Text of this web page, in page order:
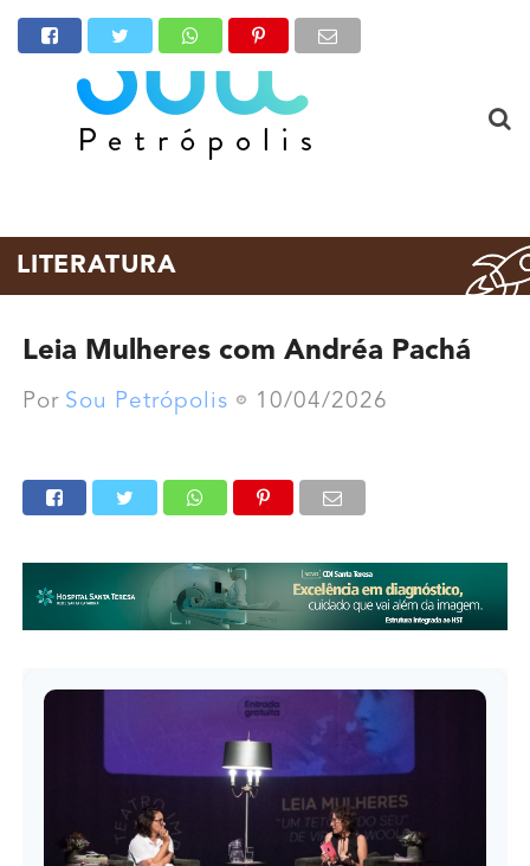
LITERATURA
Leia Mulheres com Andréa Pachá
Por Sou Petrópolis 10/04/2026